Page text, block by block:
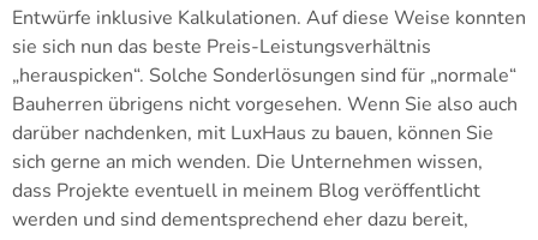
Entwürfe inklusive Kalkulationen. Auf diese Weise konnten
sie sich nun das beste Preis-Leistungsverhältnis
„herauspicken“. Solche Sonderlösungen sind für „normale“
Bauherren übrigens nicht vorgesehen. Wenn Sie also auch
darüber nachdenken, mit LuxHaus zu bauen, können Sie
sich gerne an mich wenden. Die Unternehmen wissen,
dass Projekte eventuell in meinem Blog veröffentlicht
werden und sind dementsprechend eher dazu bereit,